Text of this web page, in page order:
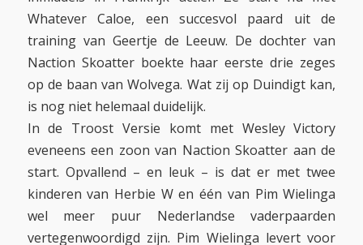
Whatever Caloe, een succesvol paard uit de
training van Geertje de Leeuw. De dochter van
Naction Skoatter boekte haar eerste drie zeges
op de baan van Wolvega. Wat zij op Duindigt kan,
is nog niet helemaal duidelijk.
In de Troost Versie komt met Wesley Victory
eveneens een zoon van Naction Skoatter aan de
start. Opvallend – en leuk – is dat er met twee
kinderen van Herbie W en één van Pim Wielinga
wel meer puur Nederlandse vaderpaarden
vertegenwoordigd zijn. Pim Wielinga levert voor